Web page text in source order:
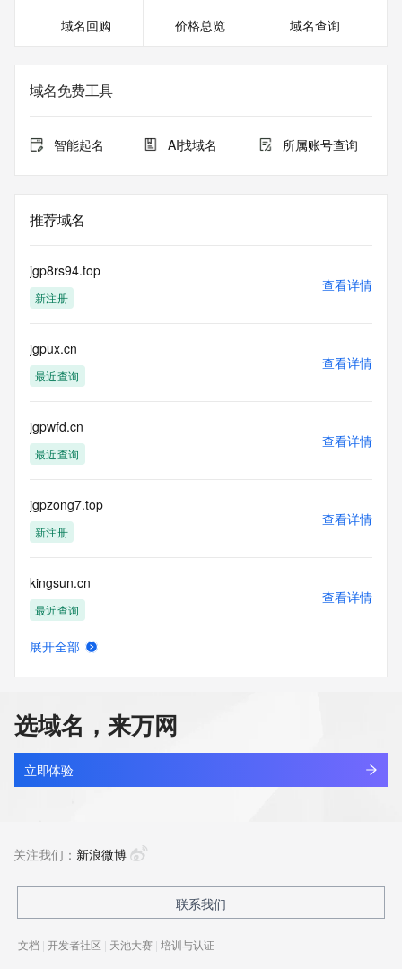
域名回购 价格总览 域名查询
域名免费工具
智能起名 AI找域名 所属账号查询
推荐域名
jgp8rs94.top
新注册
查看详情
jgpux.cn
最近查询
查看详情
jgpwfd.cn
最近查询
查看详情
jgpzong7.top
新注册
查看详情
kingsun.cn
最近查询
查看详情
apsci.cn
最近查询
查看详情
最近查询
展开全部
选域名，来万网
立即体验
关注我们： 新浪微博
联系我们
文档 | 开发者社区 | 天池大赛 | 培训与认证